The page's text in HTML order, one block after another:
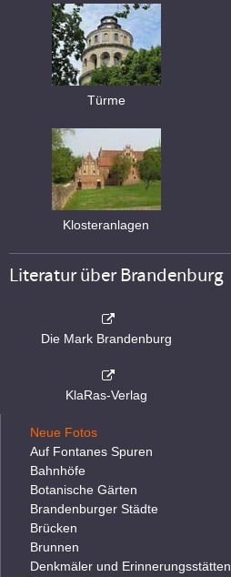
Türme
Klosteranlagen
Literatur über Brandenburg
Die Mark Brandenburg
KlaRas-Verlag
Neue Fotos
Auf Fontanes Spuren
Bahnhöfe
Botanische Gärten
Brandenburger Städte
Brücken
Brunnen
Denkmäler und Erinnerungsstätten